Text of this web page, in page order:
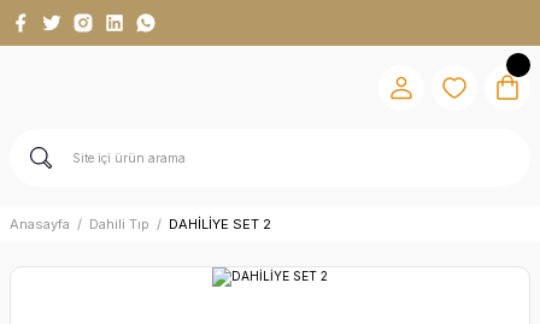
Anasayfa Dahili Tıp DAHİLİYE SET 2